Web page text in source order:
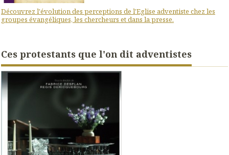
Découvrez l'évolution des perceptions de l'Eglise adventiste chez les
groupes évangéliques, les chercheurs et dans la presse.
Ces protestants que l'on dit adventistes